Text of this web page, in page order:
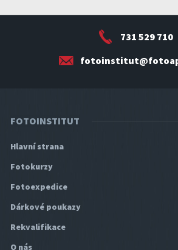
731 529 710
FOTOINSTITUT
Hlavní strana
Fotokurzy
Fotoexpedice
Dárkové poukazy
Rekvalifikace
O nás